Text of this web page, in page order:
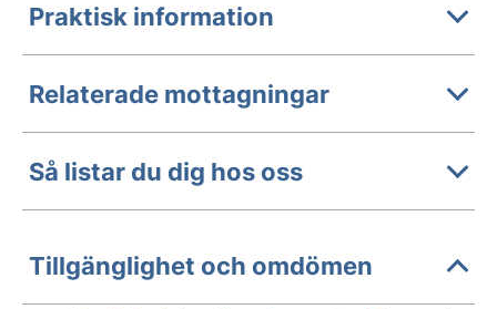
Praktisk information
Relaterade mottagningar
Så listar du dig hos oss
Tillgänglighet och omdömen